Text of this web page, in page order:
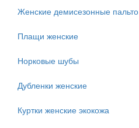
Женские демисезонные пальто
Плащи женские
Норковые шубы
Дубленки женские
Куртки женские экокожа